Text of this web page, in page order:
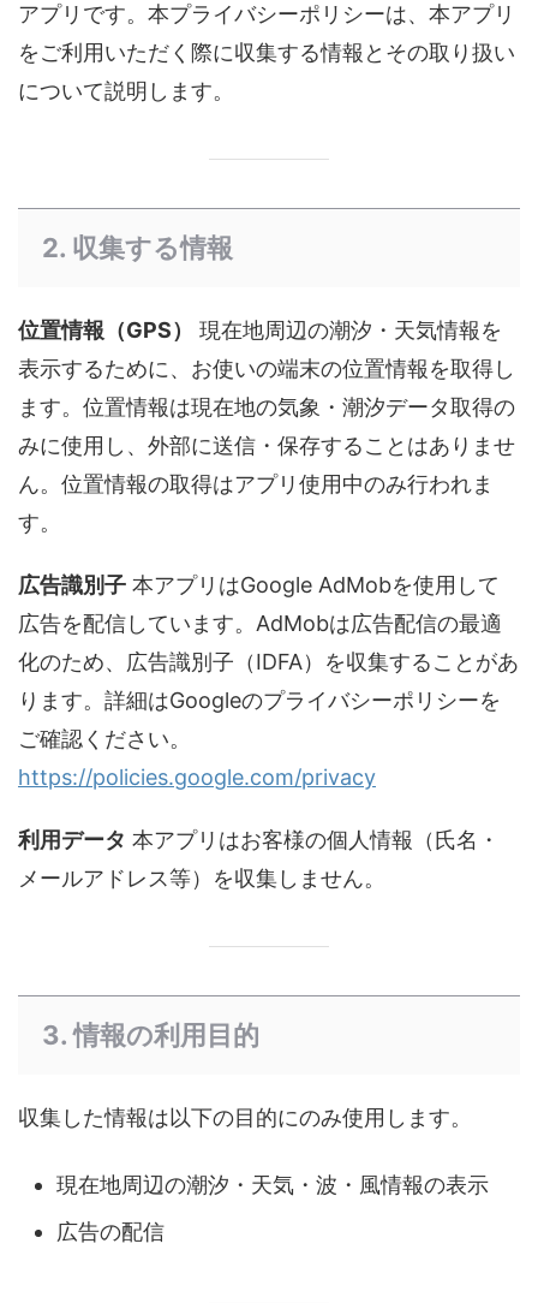
アプリです。本プライバシーポリシーは、本アプリ
をご利用いただく際に収集する情報とその取り扱い
について説明します。
2. 収集する情報
位置情報（GPS）
現在地周辺の潮汐・天気情報を
表示するために、お使いの端末の位置情報を取得し
ます。位置情報は現在地の気象・潮汐データ取得の
みに使用し、外部に送信・保存することはありませ
ん。位置情報の取得はアプリ使用中のみ行われま
す。
広告識別子 本アプリはGoogle AdMobを使用して
広告を配信しています。AdMobは広告配信の最適
化のため、広告識別子（IDFA）を収集することがあ
ります。詳細はGoogleのプライバシーポリシーを
ご確認ください。
https://policies.google.com/privacy
利用データ 本アプリはお客様の個人情報（氏名・
メールアドレス等）を収集しません。
3. 情報の利用目的
収集した情報は以下の目的にのみ使用します。
現在地周辺の潮汐・天気・波・風情報の表示
広告の配信